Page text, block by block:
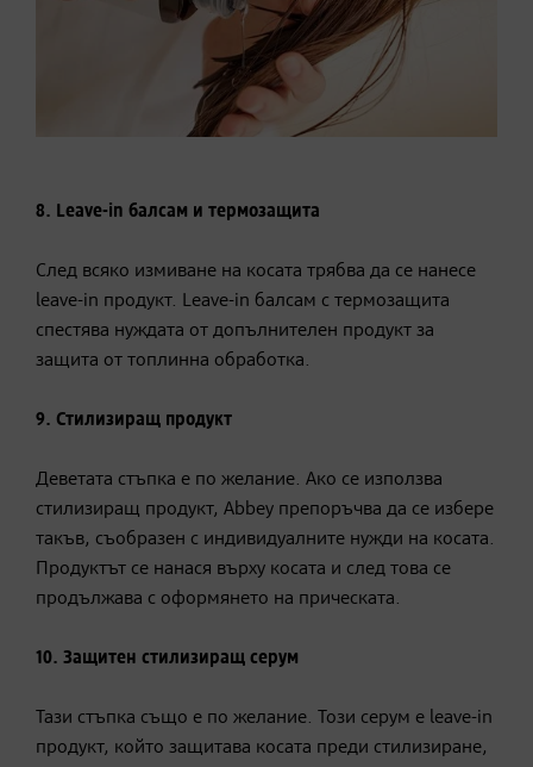
8. Leave-in балсам и термозащита
След всяко измиване на косата трябва да се нанесе
leave-in продукт. Leave-in балсам с термозащита
спестява нуждата от допълнителен продукт за
защита от топлинна обработка.
9. Стилизиращ продукт
Деветата стъпка е по желание. Ако се използва
стилизиращ продукт, Abbey препоръчва да се избере
такъв, съобразен с индивидуалните нужди на косата.
Продуктът се нанася върху косата и след това се
продължава с оформянето на прическата.
10. Защитен стилизиращ серум
Тази стъпка също е по желание. Този серум е leave-in
продукт, който защитава косата преди стилизиране,